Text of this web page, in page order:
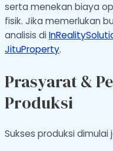
serta menekan biaya
fisik. Jika memerlukan
analisis di
JituProperty.
Prasyarat &
Produksi
Sukses produksi